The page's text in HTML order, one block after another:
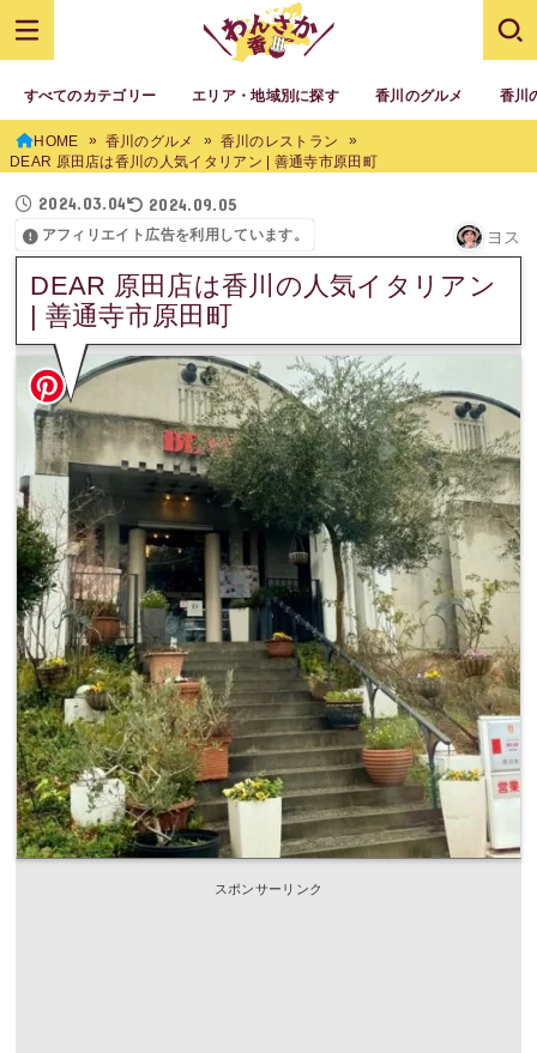
すべてのカテゴリー エリア・地域別に探す 香川のグルメ 香川
HOME 香川のグルメ
香川のレストラン
DEAR 原田店は香川の人気イタリアン | 善通寺市原田町
2024.03.04 2024.09.05
アフィリエイト広告を利用しています。 ヨス
DEAR 原田店は香川の人気イタリアン
| 善通寺市原田町
スポンサーリンク